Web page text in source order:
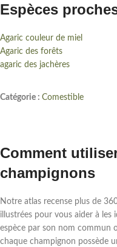
Espèces
Agaric couleur de miel
Agaric des forêts
agaric des jachères
Catégorie : Comestible
Comment
champignons
Notre atlas recense plus de
illustrées pour vous aider à les
espèce par son nom commun
chaque champignon possède